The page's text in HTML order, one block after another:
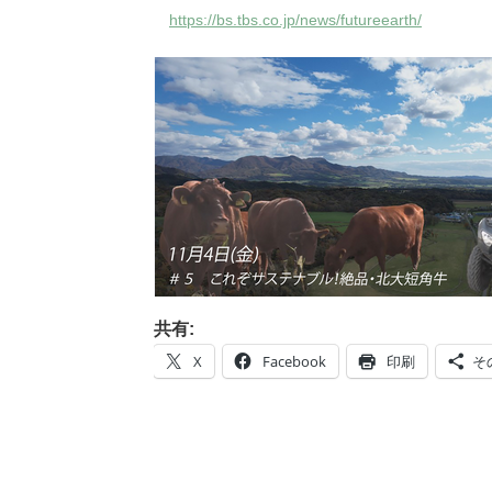
https://bs.tbs.co.jp/news/futureearth/
共有:
X Facebook 印刷 そ